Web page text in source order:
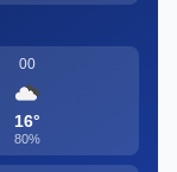
00
16°
80%